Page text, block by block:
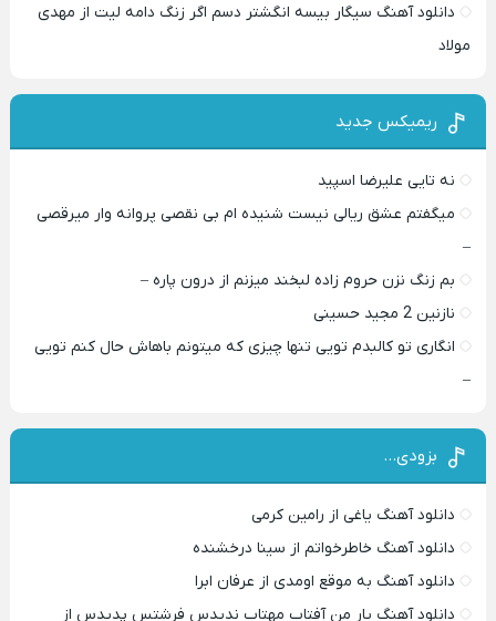
دانلود آهنگ سیگار بیسه انگشتر دسم اگر زنگ دامه لیت از مهدی
مولاد
ریمیکس جدید
نه تایی علیرضا اسپید
میگفتم عشق ریالی نیست شنیده ام بی نقصی پروانه وار میرقصی
–
بم زنگ نزن حروم زاده لبخند میزنم از درون پاره –
نازنین 2 مجید حسینی
انگاری تو کالبدم تویی تنها چیزی که میتونم باهاش حال کنم تویی
–
بزودی…
دانلود آهنگ یاغی از رامین کرمی
دانلود آهنگ خاطرخواتم از سینا درخشنده
دانلود آهنگ به موقع اومدی از عرفان ابرا
دانلود آهنگ یار من آفتاب مهتاب ندیدس فرشتس پدیدس از